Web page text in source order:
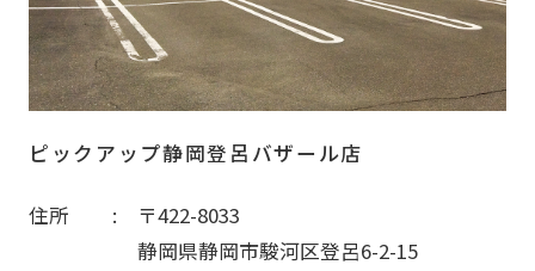
ピックアップ静岡登呂バザール店
住所
〒422-8033
静岡県静岡市駿河区登呂6-2-15